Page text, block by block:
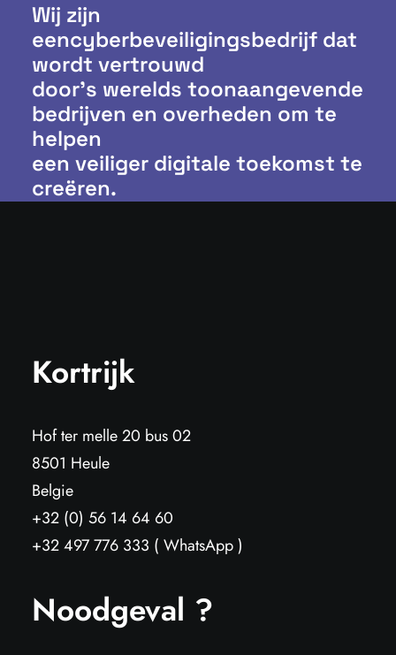
Wij zijn
eencyberbeveiligingsbedrijf dat
wordt vertrouwd
door’s werelds toonaangevende
bedrijven en overheden om te
helpen
een veiliger digitale toekomst te
creëren.
Kortrijk
Hof ter melle 20 bus 02
8501 Heule
Belgie
+32 (0) 56 14 64 60
+32 497 776 333 ( WhatsApp )
Noodgeval ?